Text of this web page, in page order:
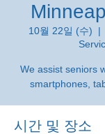
10월 22일 (수)
  |
We assist seniors
smartphones,
시간 및 장소